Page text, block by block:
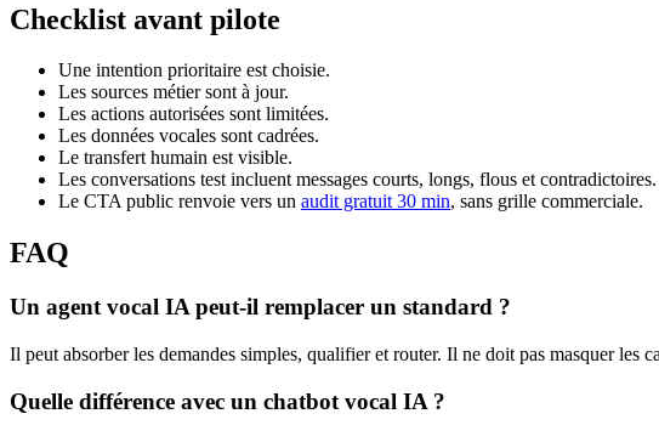
Checklist avant pilote
Une intention prioritaire est choisie.
Les sources métier sont à jour.
Les actions autorisées sont limitées.
Les données vocales sont cadrées.
Le transfert humain est visible.
Les conversations test incluent messages courts, longs, flous et contradictoires.
Le CTA public renvoie vers un audit gratuit 30 min, sans grille commerciale.
FAQ
Un agent vocal IA peut-il remplacer un standard ?
Il peut absorber les demandes simples, qualifier et router. Il ne doit pas masquer les
Quelle différence avec un chatbot vocal IA ?